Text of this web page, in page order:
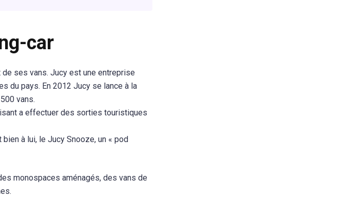
car
ses vans. Jucy est une entreprise
du pays. En 2012 Jucy se lance à la
vans.
a effectuer des sorties touristiques
à lui, le Jucy Snooze, un « pod
monospaces aménagés, des vans de